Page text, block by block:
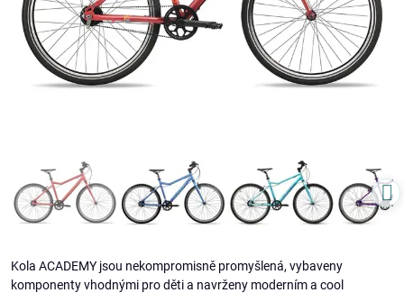
Kola ACADEMY jsou nekompromisně promyšlená, vybaveny
komponenty vhodnými pro děti a navrženy moderním a cool